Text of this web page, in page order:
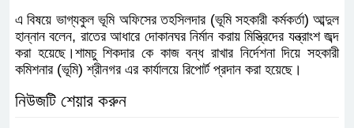
এ বিষয়ে ভাগ্যকুল ভূমি অফিসের তহসিলদার (ভূমি সহকারী কর্মকর্তা) আব্দুল
হান্নান বলেন, রাতের আধারে দোকানঘর নির্মান করায় মিস্ত্রিদের যন্ত্রাংশ জব্দ
করা হয়েছে।শামচু শিকদার কে কাজ বন্ধ রাখার নির্দেশনা দিয়ে সহকারী
কমিশনার (ভূমি) শ্রীনগর এর কার্যালয়ে রিপোর্ট প্রদান করা হয়েছে।
নিউজটি শেয়ার করুন